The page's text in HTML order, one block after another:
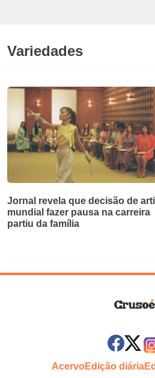
Variedades
Jornal revela que decisão de
mundial fazer pausa na carreira
partiu da família
AcervoEdição diária